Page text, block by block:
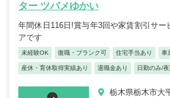
ター ツバメゆかい
年間休日116日!賞与年3回や家賃割引サー
アです
未経験OK 復職・ブランク可 住宅手当あり 車
産休・育休取得実績あり 退職金あり 日勤のみ/
栃木県栃木市大